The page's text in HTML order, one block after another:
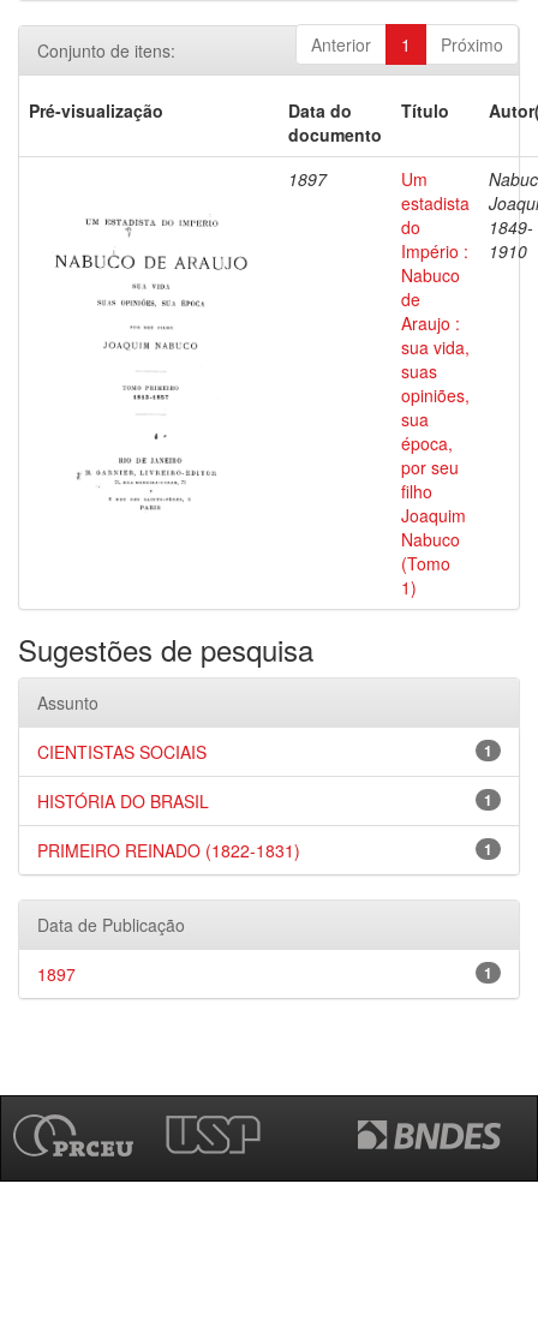
Anterior 1 Próximo
Conjunto de itens:
Pré-visualização
Data do
documento
Título
1897
Um
estadista
do
Império :
Nabuco
de
Araujo :
sua vida,
suas
opiniões,
sua
época,
por seu
filho
Joaquim
Nabuco
(Tomo
1)
1849-
1910
Sugestões de pesquisa
Assunto
1
CIENTISTAS SOCIAIS
1
HISTÓRIA DO BRASIL
1
PRIMEIRO REINADO (1822-1831)
Data de Publicação
1
1897